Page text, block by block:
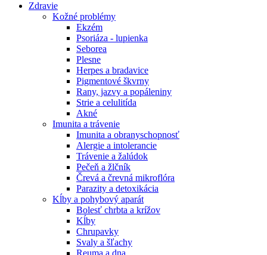
Zdravie
Kožné problémy
Ekzém
Psoriáza - lupienka
Seborea
Plesne
Herpes a bradavice
Pigmentové škvrny
Rany, jazvy a popáleniny
Strie a celulitída
Akné
Imunita a trávenie
Imunita a obranyschopnosť
Alergie a intolerancie
Trávenie a žalúdok
Pečeň a žlčník
Črevá a črevná mikroflóra
Parazity a detoxikácia
Kĺby a pohybový aparát
Bolesť chrbta a krížov
Kĺby
Chrupavky
Svaly a šľachy
Reuma a dna